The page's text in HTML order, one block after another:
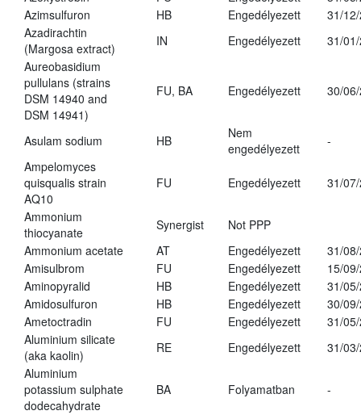
Azimsulfuron
HB Engedélyezett
31/
Azadirachtin
(Margosa extract)
IN Engedélyezett
31/
Aureobasidium
pullulans (strains
DSM 14940 and
DSM 14941)
FU, BA Engedélyezett 30/
Asulam sodium HB
Nem
engedélyezett
-
Ampelomyces
quisqualis strain
AQ10
FU Engedélyezett 31/
Ammonium
thiocyanate
Synergist
Not PPP
Ammonium acetate
AT Engedélyezett
31/
Amisulbrom
FU Engedélyezett
15/
Aminopyralid
HB Engedélyezett
31/
Amidosulfuron
HB Engedélyezett
30/
Ametoctradin
FU Engedélyezett
31/
Aluminium silicate
(aka kaolin)
RE Engedélyezett
31/
Aluminium
potassium sulphate
dodecahydrate
BA Folyamatban -